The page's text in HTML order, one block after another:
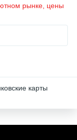
рынке, цены
карты